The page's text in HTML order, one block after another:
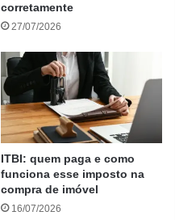
corretamente
27/07/2026
ITBI: quem paga e como
funciona esse imposto na
compra de imóvel
16/07/2026